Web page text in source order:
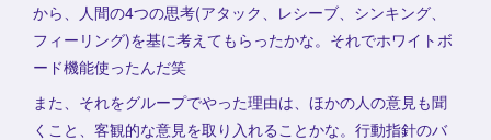
から、人間の4つの思考(アタック、レシーブ、シンキング、
フィーリング)を基に考えてもらったかな。それでホワイトボ
ード機能使ったんだ笑
また、それをグループでやった理由は、ほかの人の意見も聞
くこと、客観的な意見を取り入れることかな。行動指針のバ